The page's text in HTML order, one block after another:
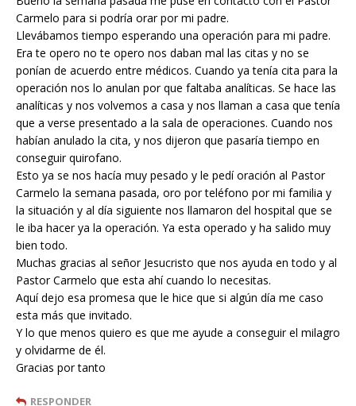
Carmelo para si podría orar por mi padre.
Llevábamos tiempo esperando una operación para mi padre.
Era te opero no te opero nos daban mal las citas y no se
ponían de acuerdo entre médicos. Cuando ya tenía cita para la
operación nos lo anulan por que faltaba analíticas. Se hace las
analíticas y nos volvemos a casa y nos llaman a casa que tenía
que a verse presentado a la sala de operaciones. Cuando nos
habían anulado la cita, y nos dijeron que pasaría tiempo en
conseguir quirofano.
Esto ya se nos hacía muy pesado y le pedí oración al Pastor
Carmelo la semana pasada, oro por teléfono por mi familia y
la situación y al día siguiente nos llamaron del hospital que se
le iba hacer ya la operación. Ya esta operado y ha salido muy
bien todo.
Muchas gracias al señor Jesucristo que nos ayuda en todo y al
Pastor Carmelo que esta ahí cuando lo necesitas.
Aquí dejo esa promesa que le hice que si algún día me caso
esta más que invitado.
Y lo que menos quiero es que me ayude a conseguir el milagro
y olvidarme de él.
Gracias por tanto
RESPONDER